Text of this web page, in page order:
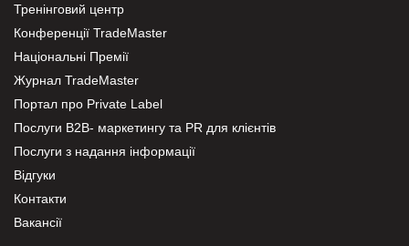
Тренінговий центр
Конференції TradeMaster
Національні Премії
Журнал TradeMaster
Портал про Private Label
Послуги В2В- маркетингу та PR для клієнтів
Послуги з надання інформації
Відгуки
Контакти
Вакансії